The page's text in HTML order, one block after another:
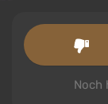
Noch